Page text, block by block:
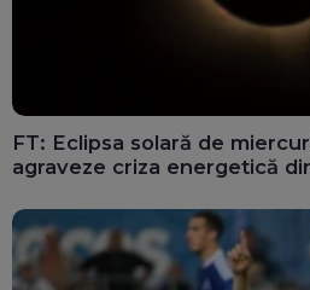
FT: Eclipsa solară de
agraveze criza energetică